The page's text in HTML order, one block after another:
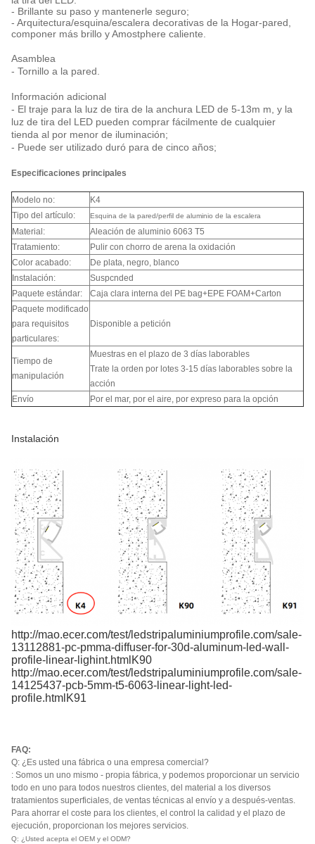
- Brillante su paso y mantenerle seguro;
- Arquitectura/esquina/escalera decorativas de la Hogar-pared,
componer más brillo y Amostphere caliente.
Asamblea
- Tornillo a la pared.
Información adicional
- El traje para la luz de tira de la anchura LED de 5-13m m, y la
luz de tira del LED pueden comprar fácilmente de cualquier
tienda al por menor de iluminación;
- Puede ser utilizado duró para de cinco años;
Especificaciones principales
Modelo no:
K4
Tipo del artículo:
Esquina de la pared/perfil de aluminio de la escalera
Material:
Aleación de aluminio 6063 T5
Tratamiento:
Pulir con chorro de arena la oxidación
Color acabado:
De plata, negro, blanco
Instalación:
Suspcnded
Paquete estándar:
Caja clara interna del PE bag+EPE FOAM+Carton
Paquete modificado
para requisitos
particulares:
Disponible a petición
Tiempo de
manipulación
Muestras en el plazo de 3 días laborables
Trate la orden por lotes 3-15 días laborables sobre la
acción
Envío
Por el mar, por el aire, por expreso para la opción
Instalación
http://mao.ecer.com/test/ledstripaluminiumprofile.com/sale-
13112881-pc-pmma-diffuser-for-30d-aluminum-led-wall-
profile-linear-lighint.htmlK90
http://mao.ecer.com/test/ledstripaluminiumprofile.com/sale-
14125437-pcb-5mm-t5-6063-linear-light-led-
profile.htmlK91
FAQ:
Q: ¿Es usted una fábrica o una empresa comercial?
: Somos un uno mismo - propia fábrica, y podemos proporcionar un servicio
todo en uno para todos nuestros clientes, del material a los diversos
tratamientos superficiales, de ventas técnicas al envío y a después-ventas.
Para ahorrar el coste para los clientes, el control la calidad y el plazo de
ejecución, proporcionan los mejores servicios.
Q: ¿Usted acepta el OEM y el ODM?